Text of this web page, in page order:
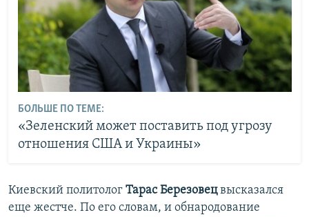
БОЛЬШЕ ПО ТЕМЕ:
«Зеленский может поставить под угрозу
отношения США и Украины»
Киевский политолог Тарас Березовецвысказался
еще жестче. По его словам, и обнародование